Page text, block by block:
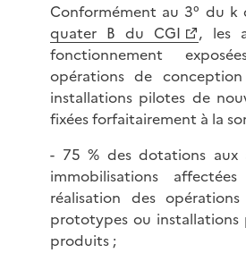
Conformément au 3° du k
quater B du CGI
, les
fonctionnement
opérations de
installations pilotes de
fixées forfaitairement à la
- 75 % des dotations aux
immobilisations
réalisation des
prototypes ou installations
produits ;